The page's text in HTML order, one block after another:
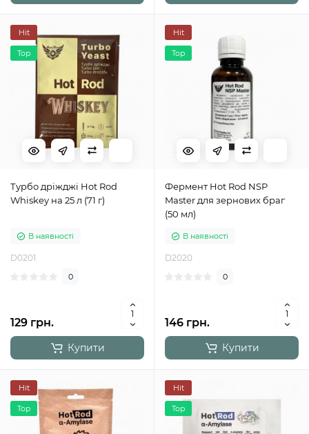
Hit
Top
Турбо дріжджі Hot Rod
Whiskey на 25 л (71 г)
В наявності
D0201
0
129 грн.
Купити
Hit
Top
Фермент Hot Rod NSP
Master для зернових браг
(50 мл)
В наявності
D2020
0
146 грн.
Купити
Hit
Top
Hit
Top